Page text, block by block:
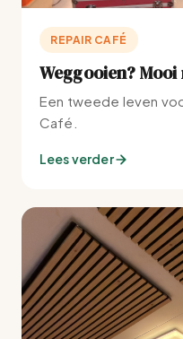
REPAIR CAFÉ
Weggooien?
Een tweede leven
Café.
Lees verder